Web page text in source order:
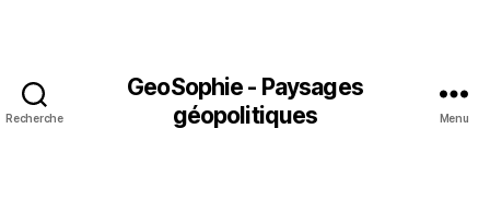
Recherche
GeoSophie - Paysages
géopolitiques
Menu